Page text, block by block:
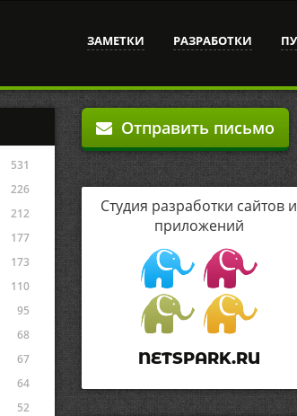
ЗАМЕТКИ РАЗРАБОТКИ
Отправить письмо
Студия разработки сайтов и
приложений
NETSPARK.RU
531
226
212
177
173
110
95
68
67
64
52